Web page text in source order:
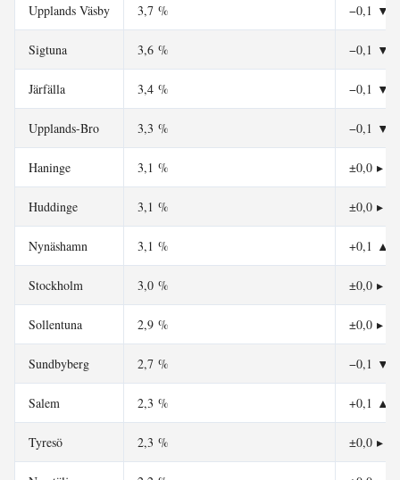
Upplands Väsby 3,7 % −0,1 ▼
Sigtuna 3,6 % −0,1 ▼
Järfälla 3,4 % −0,1 ▼
Upplands-Bro 3,3 % −0,1 ▼
Haninge 3,1 % ±0,0 ▸
Huddinge 3,1 % ±0,0 ▸
Nynäshamn 3,1 % +0,1 ▲
Stockholm 3,0 % ±0,0 ▸
Sollentuna 2,9 % ±0,0 ▸
Sundbyberg 2,7 % −0,1 ▼
Salem 2,3 % +0,1 ▲
Tyresö 2,3 % ±0,0 ▸